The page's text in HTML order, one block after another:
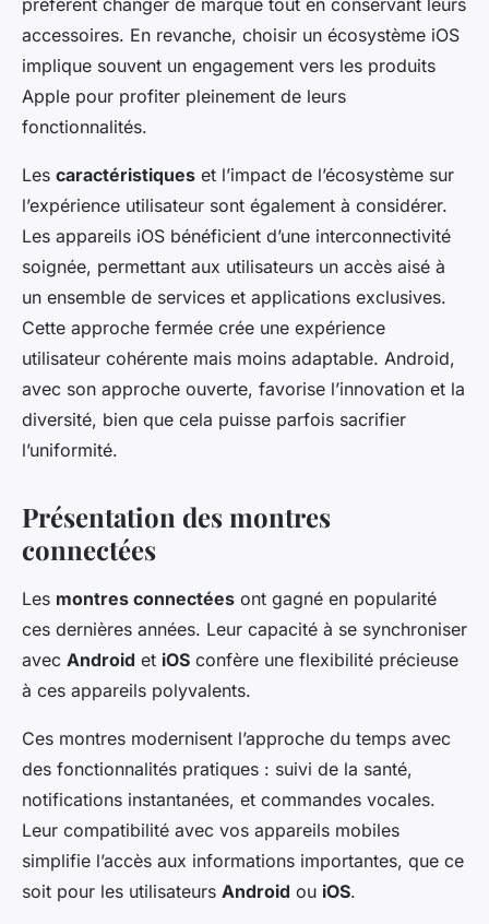
préfèrent changer de marque tout en conservant leurs
accessoires. En revanche, choisir un écosystème iOS
implique souvent un engagement vers les produits
Apple pour profiter pleinement de leurs
fonctionnalités.
Les caractéristiques et l’impact de l’écosystème sur
l’expérience utilisateur sont également à considérer.
Les appareils iOS bénéficient d’une interconnectivité
soignée, permettant aux utilisateurs un accès aisé à
un ensemble de services et applications exclusives.
Cette approche fermée crée une expérience
utilisateur cohérente mais moins adaptable. Android,
avec son approche ouverte, favorise l’innovation et la
diversité, bien que cela puisse parfois sacrifier
l’uniformité.
Présentation des montres
connectées
Les montres connectées ont gagné en popularité
ces dernières années. Leur capacité à se synchroniser
avec Android et iOS confère une flexibilité précieuse
à ces appareils polyvalents.
Ces montres modernisent l’approche du temps avec
des fonctionnalités pratiques : suivi de la santé,
notifications instantanées, et commandes vocales.
Leur compatibilité avec vos appareils mobiles
simplifie l’accès aux informations importantes, que ce
soit pour les utilisateurs Android ou iOS.